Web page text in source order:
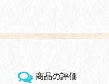
商品の評価